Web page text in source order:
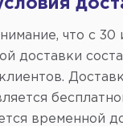
что c 30
доставки
временной